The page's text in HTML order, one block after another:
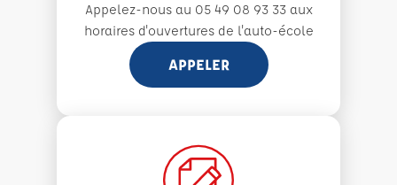
Appelez-nous au 05 49 08 93 33 aux
horaires d'ouvertures de l'auto-école
APPELER